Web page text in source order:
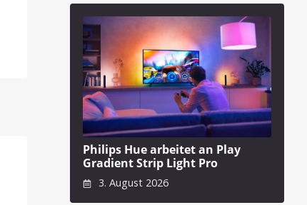
Philips Hue arbeitet an Play
Gradient Strip Light Pro
3. August 2026